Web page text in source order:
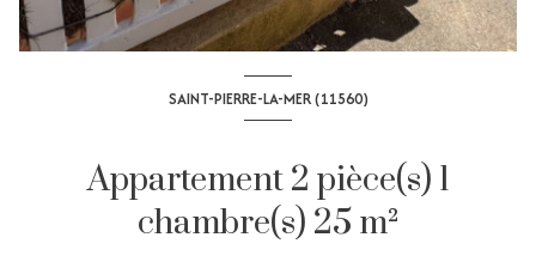
SAINT-PIERRE-LA-MER (11560)
Appartement 2 pièce(s) 1
chambre(s) 25 m²